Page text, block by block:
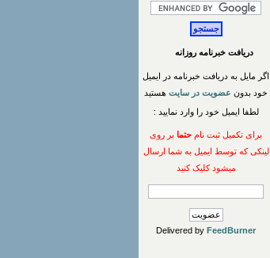
دریافت خبرنامه روزانه
اگر مایل به دریافت خبرنامه در ایمیل
خود بدون عضویت در سایت هستید
لطفا ایمیل خود را وارد نمایید :
برای تکمیل ثبت نام حتما بر روی
لینکی که توسط ایمیل به شما ارسال
میشود کلیک کنید
Delivered by FeedBurner